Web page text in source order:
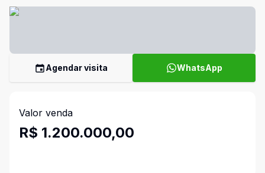
Agendar visita WhatsApp
Valor venda
R$ 1.200.000,00